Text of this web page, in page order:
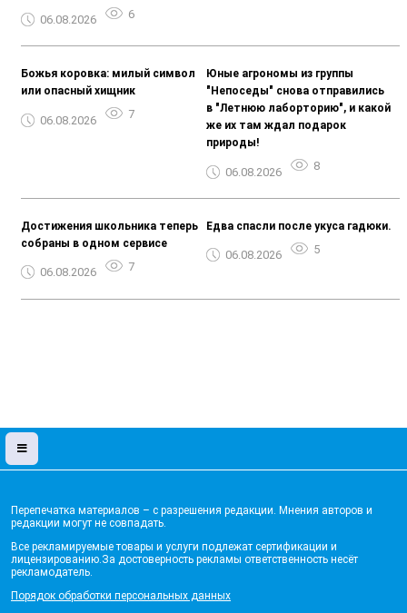
06.08.2026 6
Божья коровка: милый символ
или опасный хищник
06.08.2026 7
Юные агрономы из группы
"Непоседы" снова отправились
в "Летнюю лаборторию", и какой
же их там ждал подарок
природы!
06.08.2026 8
Достижения школьника теперь
собраны в одном сервисе
06.08.2026 7
Едва спасли после укуса гадюки.
06.08.2026 5
Перепечатка материалов – с разрешения редакции. Мнения авторов и
редакции могут не совпадать.
Все рекламируемые товары и услуги подлежат сертификации и
лицензированию.За достоверность рекламы ответственность несёт
рекламодатель.
Порядок обработки персональных данных